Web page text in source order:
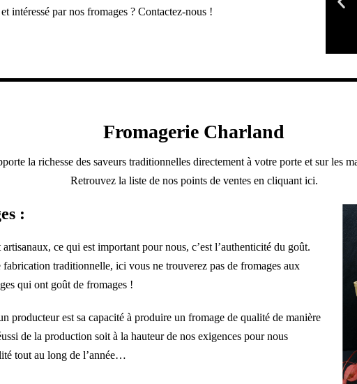
intéressé par nos fromages ? Contactez-nous !
Fromagerie Charland
la richesse des saveurs traditionnelles directement à votre porte et sur les
Retrouvez la liste de nos points de ventes en cliquant ici.
:
ce qui est important pour nous, c’est l’authenticité du goût.
traditionnelle, ici vous ne trouverez pas de fromages aux
qui ont goût de fromages !
producteur est sa capacité à produire un fromage de qualité de manière
de la production soit à la hauteur de nos exigences pour nous
tout au long de l’année…